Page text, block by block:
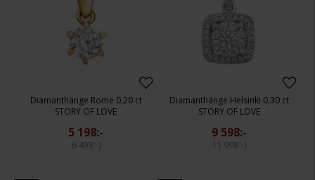
Diamanthänge Rome 0,20 ct
STORY OF LOVE
5 198:-
6 498:-
Diamanthänge Helsinki 0,30 ct
STORY OF LOVE
9 598:-
11 998:-